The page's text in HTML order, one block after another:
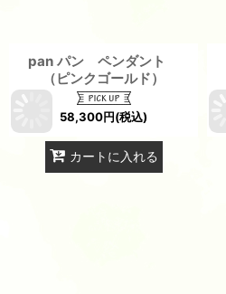
pan パン ペンダント
（ピンクゴールド）
58,300円(税込)
カートに入れる